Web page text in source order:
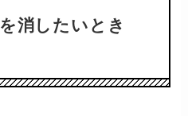
消したいとき